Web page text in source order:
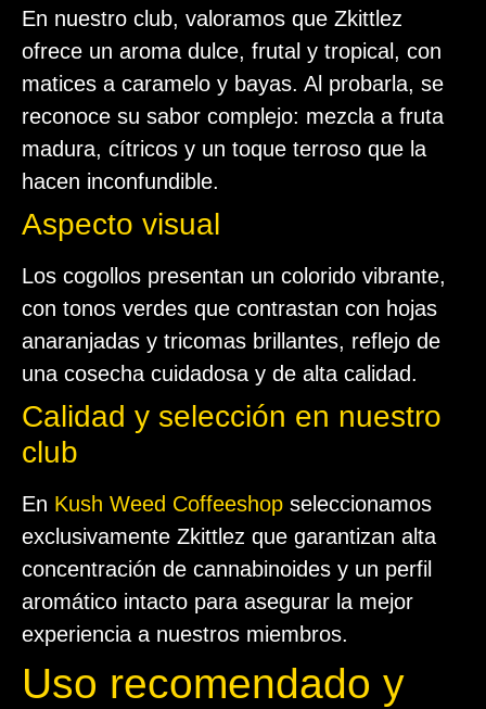
En nuestro club, valoramos que Zkittlez
ofrece un aroma dulce, frutal y tropical, con
matices a caramelo y bayas. Al probarla, se
reconoce su sabor complejo: mezcla a fruta
madura, cítricos y un toque terroso que la
hacen inconfundible.
Aspecto visual
Los cogollos presentan un colorido vibrante,
con tonos verdes que contrastan con hojas
anaranjadas y tricomas brillantes, reflejo de
una cosecha cuidadosa y de alta calidad.
Calidad y selección en nuestro
club
En Kush Weed Coffeeshop seleccionamos
exclusivamente Zkittlez que garantizan alta
concentración de cannabinoides y un perfil
aromático intacto para asegurar la mejor
experiencia a nuestros miembros.
Uso recomendado y